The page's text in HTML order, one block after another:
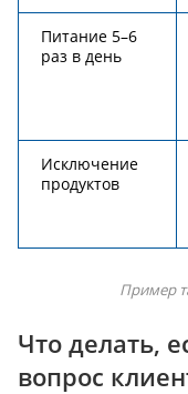
Питание 5–6
раз в день
Исключение
продуктов
Пример
Что делать,
вопрос